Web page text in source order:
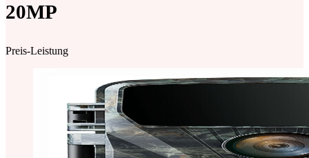
20MP
Preis-Leistung